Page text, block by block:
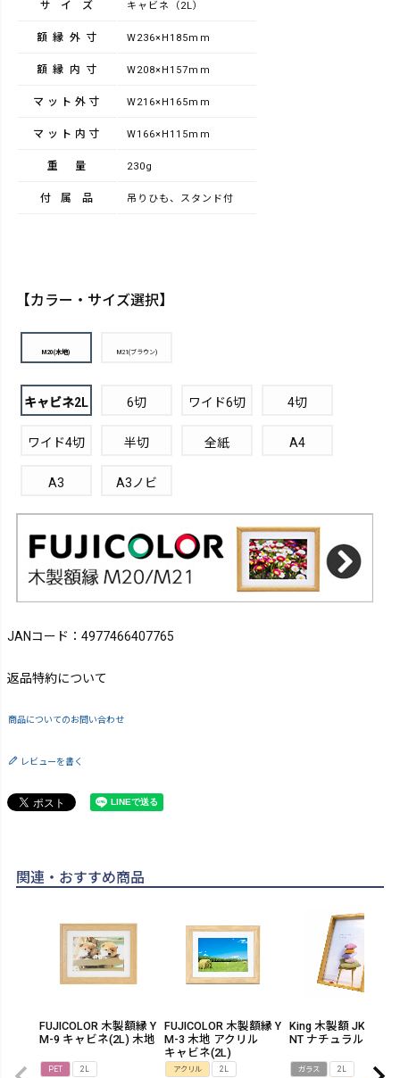
サイズ キャビネ（2L）
額縁外寸 W236×H185mm
額縁内寸 W208×H157mm
マット外寸 W216×H165mm
マット内寸 W166×H115mm
重量 230g
付属品 吊りひも、スタンド付
【カラー・サイズ選択】
M20(木地) M21(ブラウン)
キャビネ2L 6切 ワイド6切 4切
ワイド4切 半切 全紙 A4
A3 A3ノビ
JANコード：4977466407765
返品特約について
商品についてのお問い合わせ
レビューを書く
関連・おすすめ商品
FUJICOLOR 木製額縁 Y
M-9 キャビネ(2L) 木地
PET 2L
FUJICOLOR 木製額縁 Y
M-3 木地 アクリル
キャビネ(2L)
アクリル 2L
King 木製額 JK101-
NT ナチュラル
ガラス 2L